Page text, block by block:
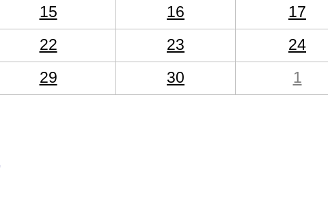
15 16 17
22 23 24
29 30 1